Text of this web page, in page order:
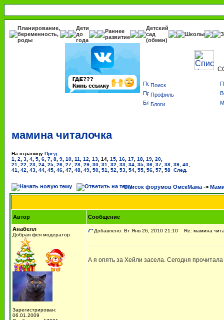
Планирование,
беременность,
роды
Дети
до
года
Раннее
развитие
Детский
сад
(обмен)
Школы
Поиск
Профиль
Блоги
мамина читалочка
На страницу Пред.
1
2 3 4 5 6 7 8 9 10 11 12 13 14 15 16 17 18 19 20
21
22 23 24 25 26 27 28 29 30 31 32 33 34 35 36 37 38 39 40
41
42 43 44 45 46 47 48 49 50 51 52 53 54 55 56 57 58 След.
Список форумов ОмскМама ->
Автор
Сообщение
Анабелл
Добрая фея модератор
Зарегистрирован:
06.01.2009
Добавлено: Вт Янв 26, 2010 21:10 Re: мамина
А я опять за Хейли засела. Сегодня